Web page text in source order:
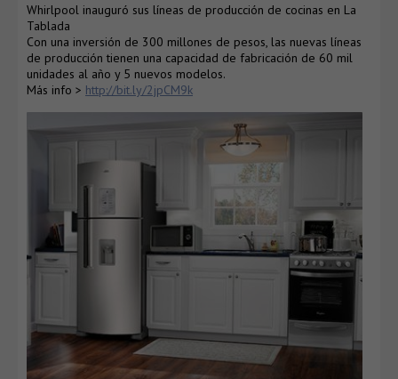
Whirlpool inauguró sus líneas de producción de cocinas en La
Tablada
Con una inversión de 300 millones de pesos, las nuevas líneas
de producción tienen una capacidad de fabricación de 60 mil
unidades al año y 5 nuevos modelos.
Más info > http://bit.ly/2jpCM9k